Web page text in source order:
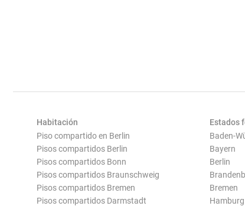
Habitación
Piso compartido en Berlin
Pisos compartidos Berlin
Pisos compartidos Bonn
Pisos compartidos Braunschweig
Pisos compartidos Bremen
Pisos compartidos Darmstadt
Estados
Baden-
Bayern
Berlin
Bremen
Hamburg